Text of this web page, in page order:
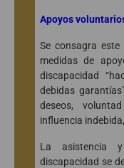
Apoyos
Se consagra
medidas de
discapacidad
debidas
deseos,
influencia
La asistencia
discapacidad se